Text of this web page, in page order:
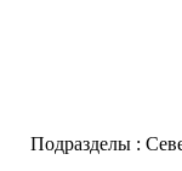
Подразделы :